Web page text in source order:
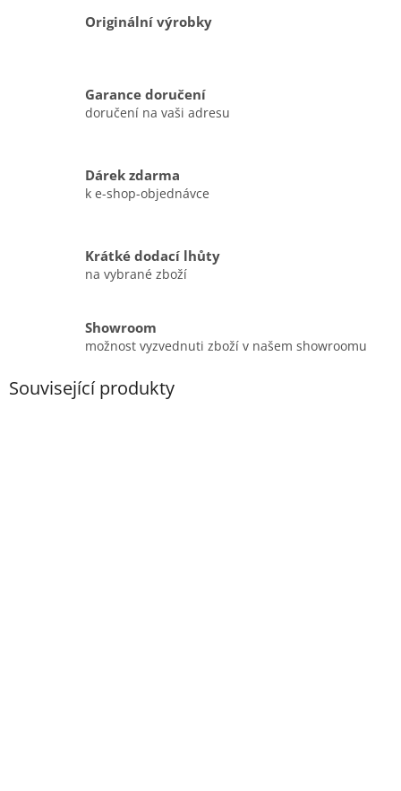
Originální výrobky
Garance doručení
doručení na vaši adresu
Dárek zdarma
k e-shop-objednávce
Krátké dodací lhůty
na vybrané zboží
Showroom
možnost vyzvednuti zboží v našem showroomu
Související produkty